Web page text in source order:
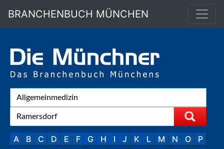
BRANCHENBUCH MÜNCHEN
A B C D E F G H I J K L M N O
P